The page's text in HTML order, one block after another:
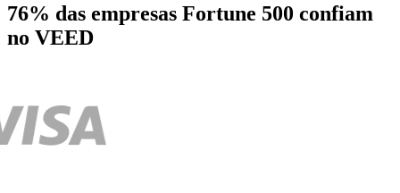
76% das empresas Fortune 500 confiam
no VEED